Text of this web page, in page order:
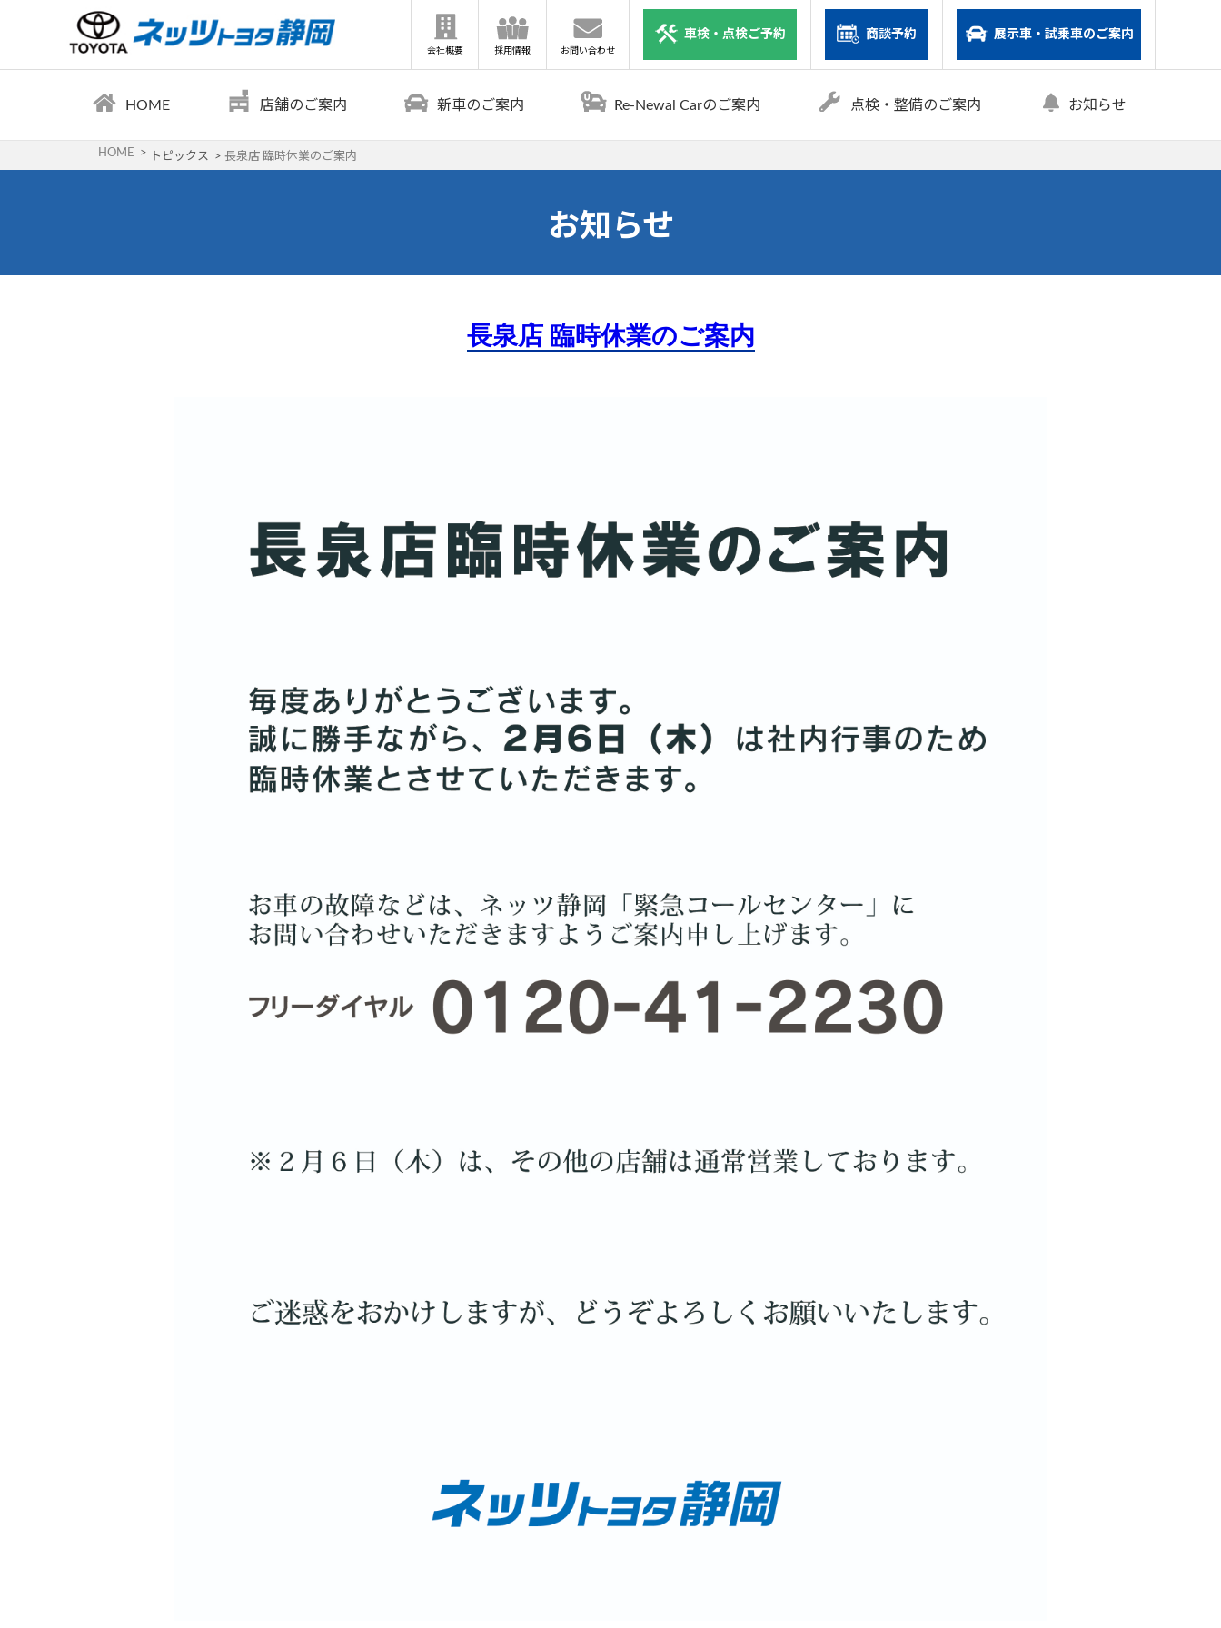
会社概要 採用情報 お問い合わせ
車検・点検ご予約 商談予約 展示車・試乗車のご案内
HOME 店舗のご案内 新車のご案内 Re-Newal Carのご案内 点検・整備のご案内 お知らせ
HOME トピックス 長泉店 臨時休業のご案内
お知らせ
長泉店 臨時休業のご案内